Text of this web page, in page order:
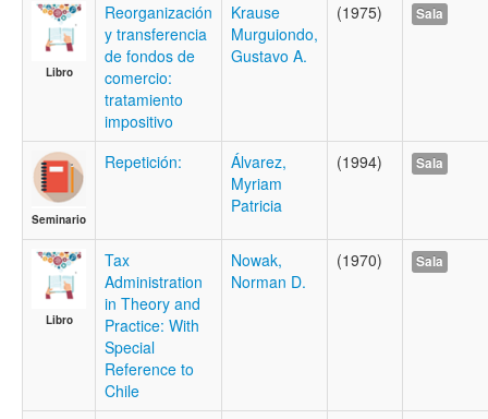
Libro
Reorganización
y transferencia
de fondos de
comercio:
tratamiento
impositivo
Krause
Murguiondo,
Gustavo A.
(1975) Sala
Seminario
Repetición:
Álvarez,
Myriam
Patricia
(1994) Sala
Libro
Tax
Administration
in Theory and
Practice: With
Special
Reference to
Chile
Nowak,
Norman D.
(1970) Sala